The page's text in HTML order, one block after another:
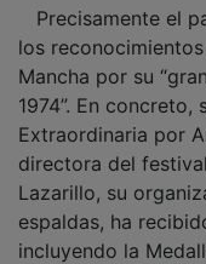
de raíz, donde
composiciones
atemporal entre
concierto, los
Criptana, Bajo las
entorno de la
Albaicín. Al concluir
disfrutar de un vino